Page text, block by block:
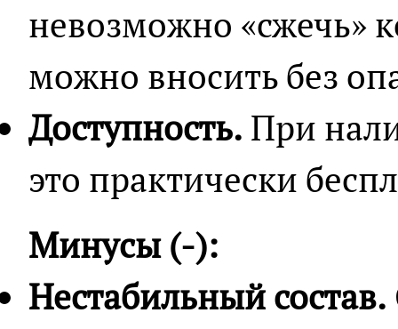
невозможно «сжечь»
можно вносить без
Доступность. При
это практически
Минусы (-):
Нестабильный состав.